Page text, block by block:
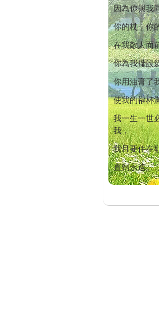
因為你與我
你的杖，你
在我敵人面
你為我擺設
你用油膏了
使我的福杯
我一生一世
我，
我且要住在
直到永遠。